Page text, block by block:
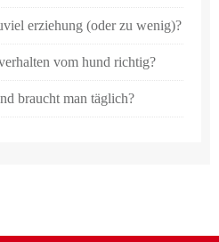
erziehung (oder zu wenig)?
vom hund richtig?
braucht man täglich?